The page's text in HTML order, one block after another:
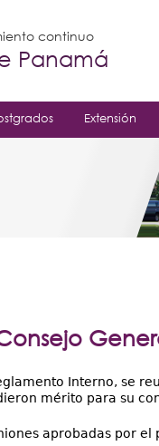
continuo
Panamá
Extensión
Interno, se
mérito para su
aprobadas por el